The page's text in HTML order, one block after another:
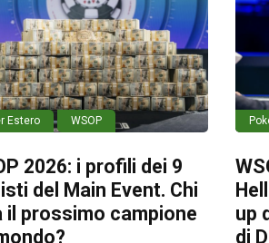
Estero WSOP
2026: i profili dei 9
del Main Event. Chi
il prossimo campione
up
di